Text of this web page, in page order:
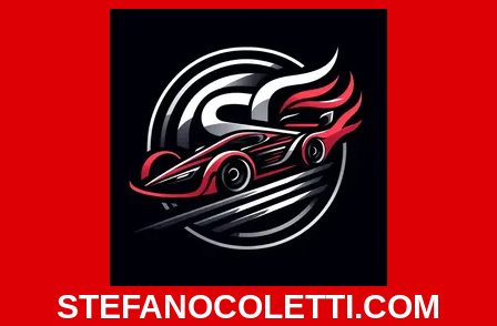
STEFANOCOLETTI.COM